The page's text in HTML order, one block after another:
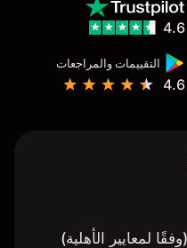
التقييمات والمراجعات
4.6
4.6